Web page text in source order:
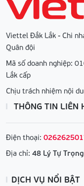
Viettel Đắk Lắk - Chi
Quân đội
Mã số doanh nghiệp:
Lắk cấp
Chịu trách nhiệm nội
THÔNG TIN LIÊN
Điện thoại:
Địa chỉ: 48 Lý Tự
DỊCH VỤ NỔI BẬT